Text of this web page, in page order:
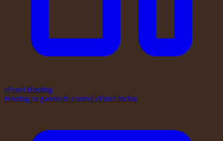
cPanel Hosting
Hosting cu panou de control cPanel inclus